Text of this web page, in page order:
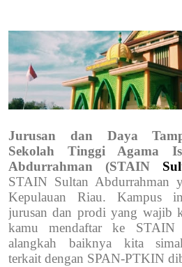
Jurusan dan Daya
Sekolah Tinggi Agama
Abdurrahman (STAIN
STAIN Sultan Abdurrahman
Kepulauan Riau. Kampus
jurusan dan prodi yang wajib
kamu mendaftar ke STAIN
alangkah baiknya kita
terkait dengan SPAN-PTKIN